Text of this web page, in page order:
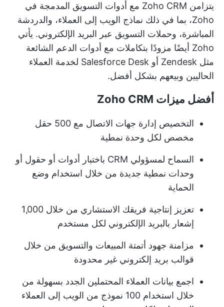
يتزامن Zoho CRM مع أدوات التسويق المدمجة في
Zoho، بما في ذلك نماذج الويب إلى العملاء، والدردشة
المباشرة، وحملات التسويق عبر البريد الإلكتروني. يأتي
Zoho أيضًا مزودًا بتكاملات مع أدوات الدعم الشائعة
مثل Zendesk أو Salesforce Desk لخدمة العملاء
الحاليين وبيعهم بشكل أفضل.
أفضل ميزات Zoho CRM
التخصيص إدارة جهات الاتصال
مع 500 حقل
مخصص لكل وحدة نمطية
السماح لمسؤولي CRM باختبار أدوات أو حقول أو
وحدات نمطية جديدة من خلال استخدام وضع
الحماية
تعزيز إنتاجية فريقك الاستشاري من خلال 1,000
إشعار بالبريد الإلكتروني لكل مستخدم
مزامنة جهود أتمتة المبيعات والتسويق من خلال
قوالب بريد إلكتروني غير محدودة
اجمع بيانات العملاء المحتملين الجدد بسهولة من
خلال استخدام 100 نموذج من الويب إلى العملاء